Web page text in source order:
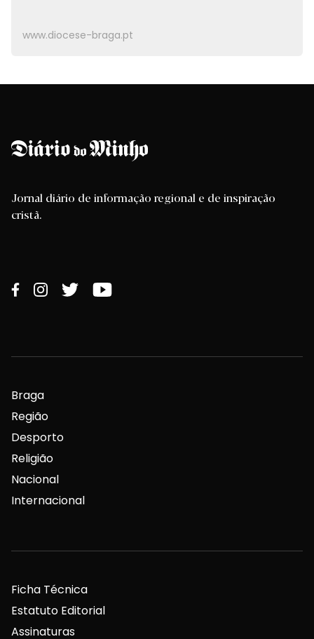
www.diocese-braga.pt
Jornal diário de informação regional e de inspiração
cristã.
Braga
Região
Desporto
Religião
Nacional
Internacional
Ficha Técnica
Estatuto Editorial
Assinaturas